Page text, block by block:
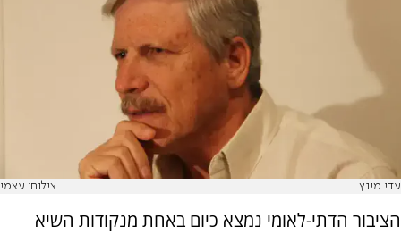
עדי מינץ צילום: עצמי
הציבור הדתי-לאומי נמצא כיום באחת מנקודות השיא